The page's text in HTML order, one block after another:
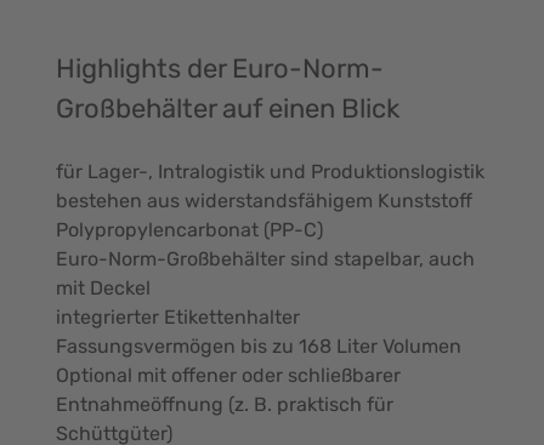
Highlights der Euro-Norm-
Großbehälter auf einen Blick
für Lager-, Intralogistik und Produktionslogistik
bestehen aus widerstandsfähigem Kunststoff
Polypropylencarbonat (PP-C)
Euro-Norm-Großbehälter sind stapelbar, auch
mit Deckel
integrierter Etikettenhalter
Fassungsvermögen bis zu 168 Liter Volumen
Optional mit offener oder schließbarer
Entnahmeöffnung (z. B. praktisch für
Schüttgüter)